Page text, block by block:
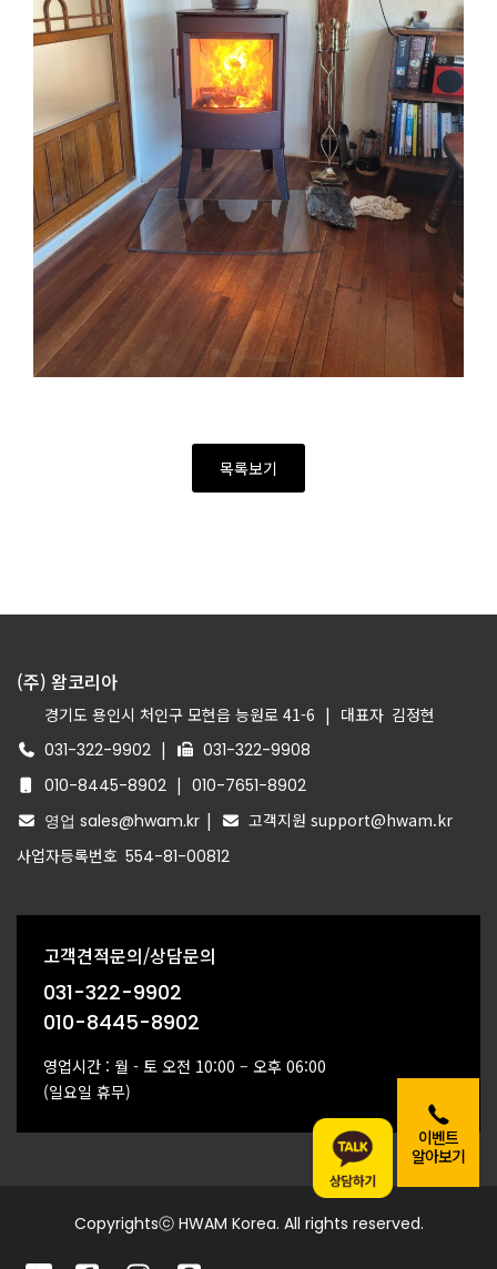
이벤트
알아보기
목록보기
(주) 왐코리아
경기도 용인시 처인구 모현읍 능원로 41-6 | 대표자 김정현
031-322-9902 |
031-322-9908
010-8445-8902 | 010-7651-8902
영업 sales@hwam.kr |
고객지원 support@hwam.kr
사업자등록번호 554-81-00812
고객견적문의/상담문의
031-322-9902
010-8445-8902
영업시간 : 월 - 토 오전 10:00 – 오후 06:00
(일요일 휴무)
Copyrightsⓒ HWAM Korea. All rights reserved.